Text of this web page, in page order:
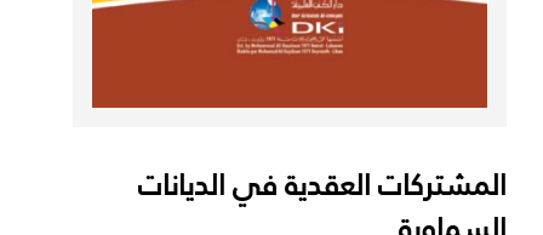
المشتركات العقدية في الديانات